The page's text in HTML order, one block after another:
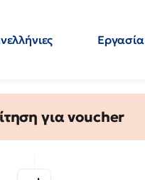
Εργασία
για voucher